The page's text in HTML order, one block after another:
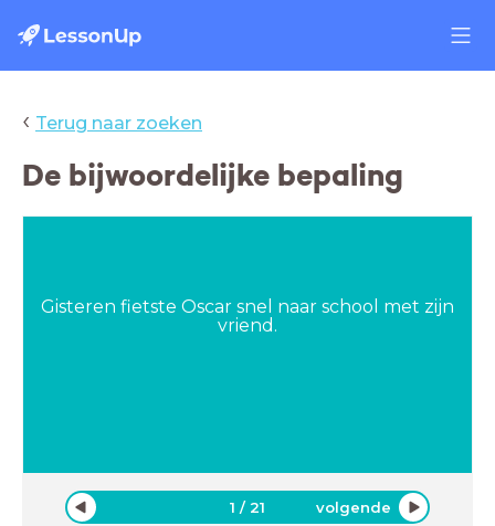
‹ Terug naar zoeken
De bijwoordelijke bepaling
Gisteren fietste Oscar snel naar school met zijn
vriend.
1 /21 volgende